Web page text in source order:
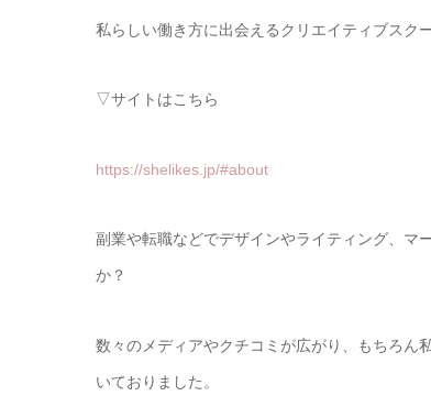
私らしい働き方に出会えるクリエイティブスク
▽サイトはこちら
https://shelikes.jp/#about
副業や転職などでデザインやライティング、マ
か？
数々のメディアやクチコミが広がり、もちろん
いておりました。